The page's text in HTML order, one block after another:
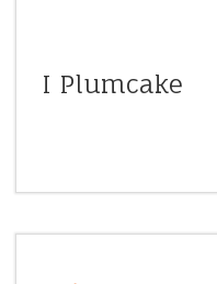
I Plumcake